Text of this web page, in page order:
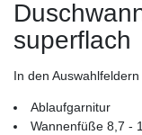
superflach
In den Auswahlfeldern
Ablaufgarnitur
Wannenfüße 8,7 -